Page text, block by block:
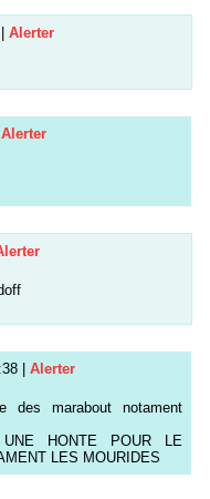
Alerter
Alerter
| Alerter
des marabout notament
HONTE POUR LE
LES MOURIDES